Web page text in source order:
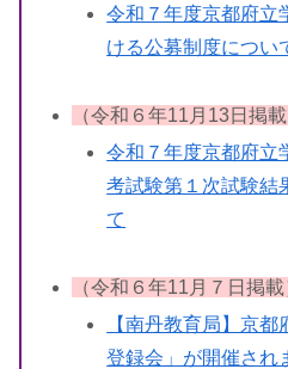
令和７年度京都府立
ける公募制度につい
（令和６年11月13日掲載
令和７年度京都府立
考試験第１次試験結
て
（令和６年11月７日掲載
【南丹教育局】京
登録会」が開催され